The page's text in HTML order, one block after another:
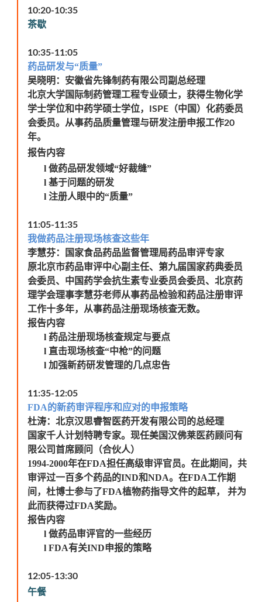
10:20-10:35
茶歇
10:35-11:05
药品研发与“质量”
吴晓明：安徽省先锋制药有限公司副总经理
北京大学国际制药管理工程专业硕士，获得生物化学
学士学位和中药学硕士学位，
ISPE （中国）化药委员
会委员。从事药品质量管理与研发注册申报工作20
年。
报告内容
l 做药品研发领域“好裁缝”
l 基于问题的研发
l 注册人眼中的“质量”
11:05-11:35
我做药品注册现场核查这些年
李慧芬：国家食品药品监督管理局药品审评专家
原北京市药品审评中心副主任、第九届国家药典委员
会委员、中国药学会抗生素专业委员会委员、北京药
理学会理事李慧芬老师从事药品检验和药品注册审评
工作十多年，从事药品注册现场核查无数。
报告内容
l 药品注册现场核查规定与要点
l 直击现场核查“中枪”的问题
l 加强新药研发管理的几点忠告
11:35-12:05
FDA的新药审评程序和应对的申报策略
杜涛：北京汉思睿智医药开发有限公司的总经理
国家千人计划特聘专家。现任美国汉佛莱医药顾问有
限公司首席顾问（合伙人）
1994-2000年在FDA担任高级审评官员。在此期间，共
审评过一百多个药品的IND和NDA。在FDA工作期
间，杜博士参与了FDA植物药指导文件的起草， 并为
此而获得过FDA奖励。
报告内容
l 做药品审评官的一些经历
l FDA有关IND申报的策略
12:05-13:30
午餐